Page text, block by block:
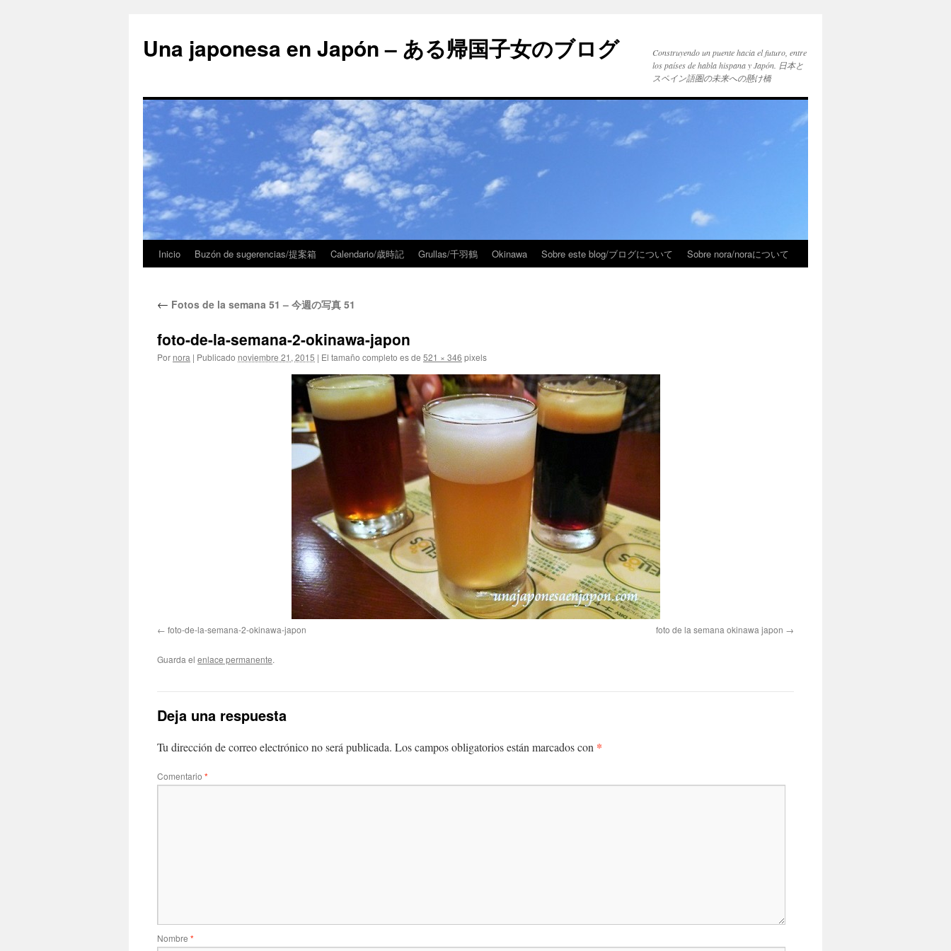
Una japonesa en Japón – ある帰国子女のブログ
Construyendo un puente hacia el futuro, entre
los países de habla hispana y Japón. 日本と
スペイン語圏の未来への懸け橋
Inicio Buzón de sugerencias/提案箱 Calendario/歳時記 Grullas/千羽鶴 Okinawa Sobre este blog/ブログについて Sobre nora/noraについて
← Fotos de la semana 51 – 今週の写真 51
foto-de-la-semana-2-okinawa-japon
Por nora | Publicado noviembre 21, 2015 | El tamaño completo es de 521 × 346 pixels
foto-de-la-semana-2-okinawa-japon foto de la semana okinawa japon
Guarda el enlace permanente.
Deja una respuesta
Tu dirección de correo electrónico no será publicada. Los campos obligatorios están marcados con *
Comentario *
Nombre *